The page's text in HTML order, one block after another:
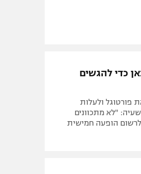
כדי להגשים
פורטוגל ולעלות
אחרי השעיה: "לא מתכוונים
לרשום הופעה חמישית